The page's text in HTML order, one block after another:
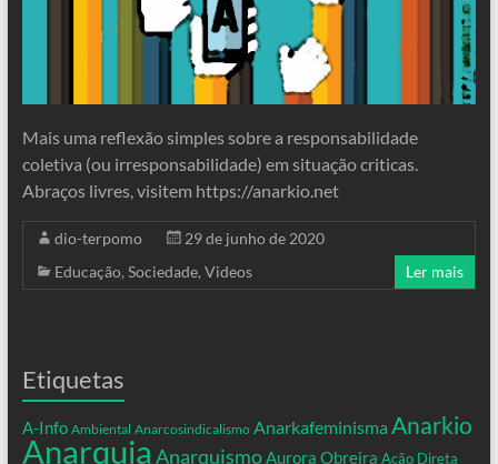
Mais uma reflexão simples sobre a responsabilidade
coletiva (ou irresponsabilidade) em situação criticas.
Abraços livres, visitem https://anarkio.net
dio-terpomo
29 de junho de 2020
Educação,Sociedade,Videos Ler mais
Etiquetas
A-Info Ambiental Anarcosindicalismo Anarkafeminisma Anarkio
Anarquia AnarquismoAurora Obreira Ação Direta